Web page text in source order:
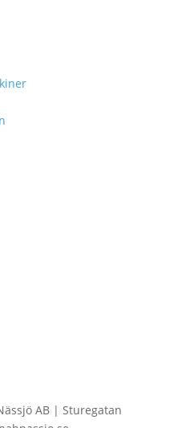
AB | Sturegatan